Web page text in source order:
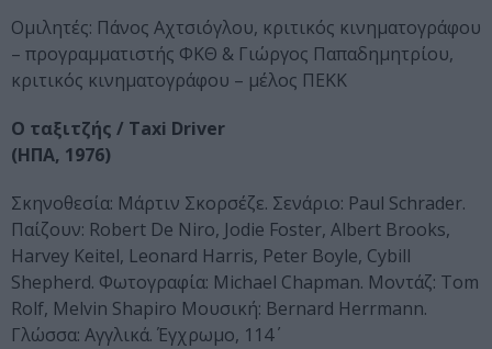
Ομιλητές: Πάνος Αχτσιόγλου, κριτικός κινηματογράφου
– προγραμματιστής ΦΚΘ & Γιώργος Παπαδημητρίου,
κριτικός κινηματογράφου – μέλος ΠΕΚΚ
Ο ταξιτζής / Taxi Driver
(ΗΠΑ, 1976)
Σκηνοθεσία: Μάρτιν Σκορσέζε. Σενάριο: Paul Schrader.
Παίζουν: Robert De Niro, Jodie Foster, Albert Brooks,
Harvey Keitel, Leonard Harris, Peter Boyle, Cybill
Shepherd. Φωτογραφία: Michael Chapman. Μοντάζ: Tom
Rolf, Melvin Shapiro Μουσική: Bernard Herrmann.
Γλώσσα: Αγγλικά. Έγχρωμο, 114΄